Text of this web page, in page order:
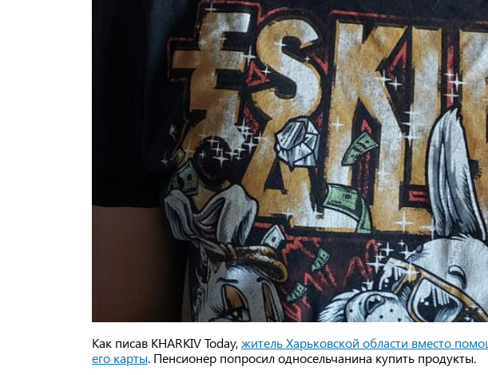
Как писав KHARKIV Today,житель Харьковской области вместо
его карты. Пенсионер попросил односельчанина купить продукты.